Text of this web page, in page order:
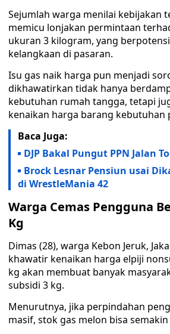
Sejumlah warga menilai kebijakan
memicu lonjakan permintaan
ukuran 3 kilogram, yang
kelangkaan di pasaran.
Isu gas naik harga pun menjadi
dikhawatirkan tidak hanya
kebutuhan rumah tangga, tetapi
kenaikan harga barang kebutuhan
Baca Juga:
DJP Bakal Pungut PPN Jalan
Brock Lesnar Pensiun usai
di WrestleMania 42
Warga Cemas Pengguna
Kg
Dimas (28), warga Kebon Jeruk,
khawatir kenaikan harga elpiji
kg akan membuat banyak
subsidi 3 kg.
Menurutnya, jika perpindahan
masif, stok gas melon bisa